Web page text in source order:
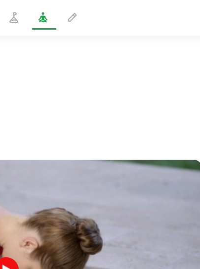
le vol de l'âme
paix intérieure
rêves du matin
fraîcheur de la forêt